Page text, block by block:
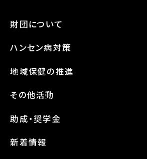
財団について
ハンセン病対策
地域保健の推進
その他活動
助成・奨学金
新着情報